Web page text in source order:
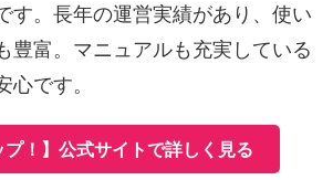
す。長年の運営実績があり、使い
豊富。マニュアルも充実している
心です。
プ！】公式サイトで詳しく見る